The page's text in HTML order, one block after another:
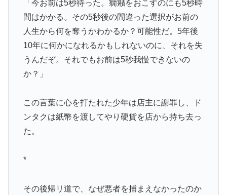
「今お前は5秒待った。癇癪をおこすのにも5秒時
間はかかる。その5秒後の間違った選択がお前の
人生から何を奪うかわかるか？可能性だ。5年後
10年に何かになれるかもしれないのに、それを失
うんだぞ。それでもお前は5秒我慢できないの
か？」
この言葉に心を打たれた少年は店主に謝罪し、ド
ンタクは紙幣を渡してやり硬貨を店から持ち去っ
た。
*
その後帰リ道で、なぜ悪者を捕まえなかったのか